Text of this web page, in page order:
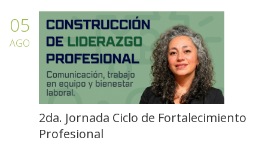
05
AGO
2da. Jornada Ciclo de Fortalecimiento
Profesional